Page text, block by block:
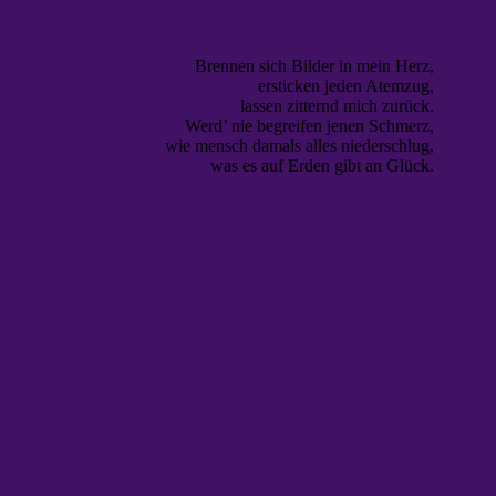
Brennen sich Bilder in mein Herz,
ersticken jeden Atemzug,
lassen zitternd mich zurück.
Werd’ nie begreifen jenen Schmerz,
wie mensch damals alles niederschlug,
was es auf Erden gibt an Glück.